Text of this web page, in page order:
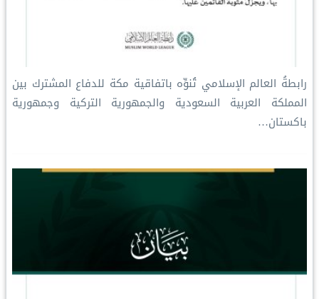
رابطةُ العالم الإسلامي تُنوِّه باتفاقية مكة للدفاع المشترك بين
المملكة العربية السعودية والجمهورية التركية وجمهورية
باكستان…